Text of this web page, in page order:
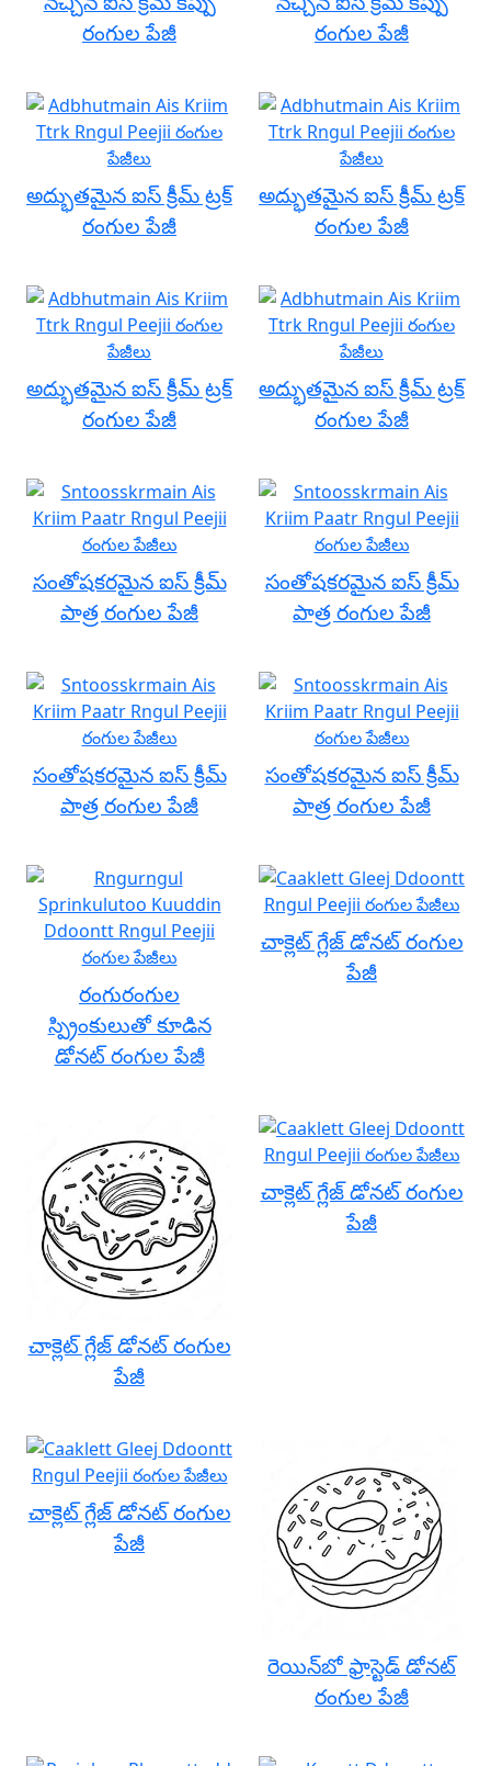
రంగుల పేజీ
రంగుల పేజీ
అద్భుతమైన ఐస్ క్రీమ్ ట్రక్
రంగుల పేజీ
అద్భుతమైన ఐస్ క్రీమ్ ట్రక్
రంగుల పేజీ
అద్భుతమైన ఐస్ క్రీమ్ ట్రక్
రంగుల పేజీ
అద్భుతమైన ఐస్ క్రీమ్ ట్రక్
రంగుల పేజీ
సంతోషకరమైన ఐస్ క్రీమ్
పాత్ర రంగుల పేజీ
సంతోషకరమైన ఐస్ క్రీమ్
పాత్ర రంగుల పేజీ
సంతోషకరమైన ఐస్ క్రీమ్
పాత్ర రంగుల పేజీ
సంతోషకరమైన ఐస్ క్రీమ్
పాత్ర రంగుల పేజీ
రంగురంగుల
స్ప్రింకులుతో కూడిన
డోనట్ రంగుల పేజీ
చాక్లెట్ గ్లేజ్ డోనట్ రంగుల
పేజీ
చాక్లెట్ గ్లేజ్ డోనట్ రంగుల
పేజీ
చాక్లెట్ గ్లేజ్ డోనట్ రంగుల
పేజీ
చాక్లెట్ గ్లేజ్ డోనట్ రంగుల
పేజీ
రెయిన్‌బో ఫ్రాస్టెడ్ డోనట్
రంగుల పేజీ